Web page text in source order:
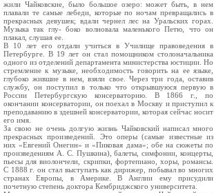
жили Чайковские, было большое озеро: может быть, в нем
плавали те самые лебеди, которые по ночам превращались в
прекрасных девушек; вдали чернел лес на Уральских горах.
Музыка так глу- боко волновала маленького Петю, что он
плакал, слушая ее.
В 10 лет его отдали учиться в Училище правоведения в
Петербурге. В 19 лет он стал помощником столоначальника
одного из отделений департамента министерства юстиции. Но
стремление к музыке, необходимость говорить на ее языке,
глубоко жившие в нем, взяли свое. Через три года, оставив
службу, он поступил в только что открывшуюся первую в
России Петербургскую консерваторию. В 1866 г., по
окончании консерватории, он поехал в Москву и приступил к
преподаванию в здешней консерватории, которая сейчас носит
его имя.
За свою не очень долгую жизнь Чайковский написал много
прекрасных произведений. Это оперы (самые известные из
них «Евгений Онегин» и «Пиковая дама»; обе на сюжеты по
произведениям А. С. Пушкина), балеты, симфонии, концерты,
пьесы для виолончели, скрипки, фортепиано, хоры, романсы.
С 1888 г. он стал выступать как дирижер, побывал во многих
странах Европы, в Америке. В Англии ему присудили
почетную степень доктора Кембриджского университета.